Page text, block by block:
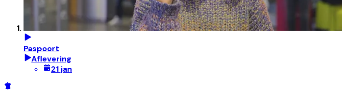
Paspoort
Aflevering
21 jan